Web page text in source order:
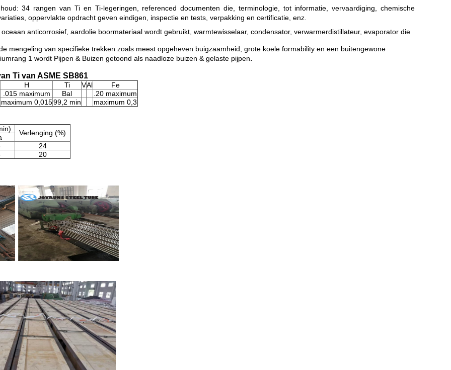
34 rangen van Ti en Ti-legeringen, referenced documenten die, terminologie, tot informatie, vervaardiging, chemische
oppervlakte opdracht geven eindigen, inspectie en tests, verpakking en certificatie, enz.
anticorrosief, aardolie boormateriaal wordt gebruikt, warmtewisselaar, condensator, verwarmerdistillateur, evaporator die
mengeling van specifieke trekken zoals meest opgeheven buigzaamheid, grote koele formability en een buitengewone
1 wordt Pijpen & Buizen getoond als naadloze buizen & gelaste pijpen.
Ti van ASME SB861
H Ti VAl
Fe
.015 maximum Bal
.20 maximum
maximum 0,01599,2 min maximum 0,3
Verlenging (%)
24
20